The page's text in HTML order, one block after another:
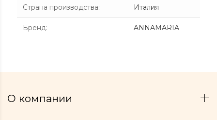
Страна производства: Италия
Бренд: ANNAMARIA
О компании